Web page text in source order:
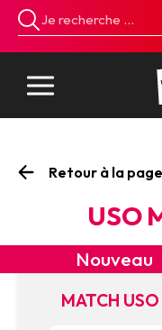
Retour à la
USO
MATCH
Nouveau
Panneau de gestion des